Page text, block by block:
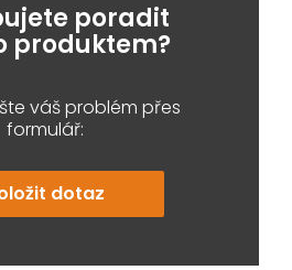
poradit
produktem?
váš problém přes
formulář:
dotaz